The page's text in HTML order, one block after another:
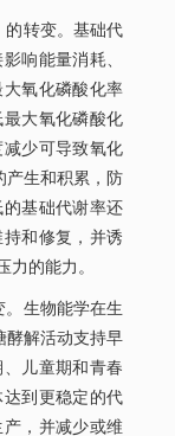
的转变。基础代
响能量消耗、
氧化磷酸化率
大氧化磷酸化
少可导致氧化
产生和积累，防
基础代谢率还
和修复，并诱
力的能力。
。生物能学在生
酵解活动支持早
儿童期和青春
到更稳定的代
，并减少或维